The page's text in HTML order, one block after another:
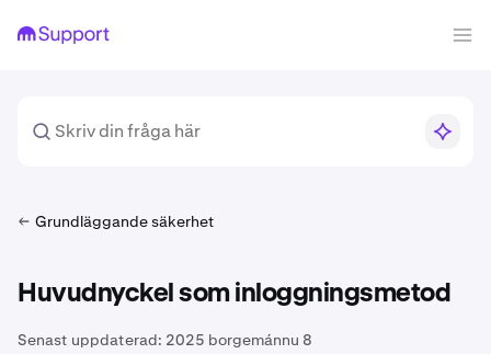
Grundläggande säkerhet
Huvudnyckel som inloggningsmetod
Senast uppdaterad: 2025 borgemánnu 8